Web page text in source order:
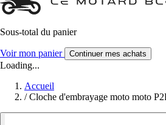
Sous-total du panier
Voir mon panier Continuer mes achats
Loading...
Accueil
/ Cloche d'embrayage moto moto